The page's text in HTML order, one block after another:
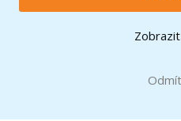
© 2005 - 2026
LEGO, logo LEGO a minifigurka jsou
2024 The
Zobrazitpři